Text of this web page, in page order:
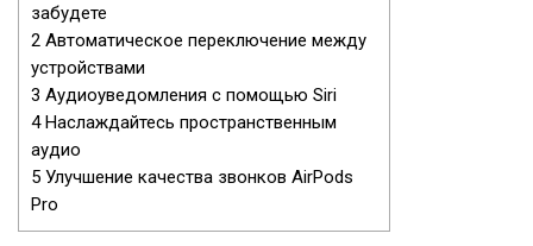
забудете
2 Автоматическое переключение между
устройствами
3 Аудиоуведомления с помощью Siri
4Наслаждайтесь пространственным
аудио
5 Улучшение качества звонков AirPods
Pro